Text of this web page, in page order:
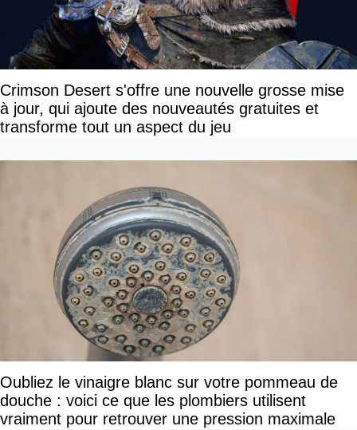
Crimson Desert s'offre une nouvelle grosse mise
à jour, qui ajoute des nouveautés gratuites et
transforme tout un aspect du jeu
Oubliez le vinaigre blanc sur votre pommeau de
douche : voici ce que les plombiers utilisent
vraiment pour retrouver une pression maximale